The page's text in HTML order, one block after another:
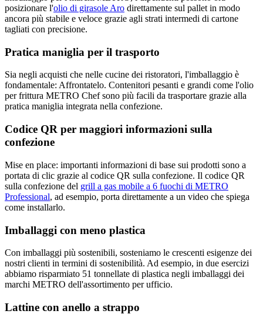
posizionare l'olio di girasole Aro direttamente sul pallet in modo
ancora più stabile e veloce grazie agli strati intermedi di cartone
tagliati con precisione.
Pratica maniglia per il trasporto
Sia negli acquisti che nelle cucine dei ristoratori, l'imballaggio è
fondamentale: Affrontatelo. Contenitori pesanti e grandi come l'olio
per frittura METRO Chef sono più facili da trasportare grazie alla
pratica maniglia integrata nella confezione.
Codice QR per maggiori informazioni sulla
confezione
Mise en place: importanti informazioni di base sui prodotti sono a
portata di clic grazie al codice QR sulla confezione. Il codice QR
sulla confezione del grill a gas mobile a 6 fuochi di METRO
Professional, ad esempio, porta direttamente a un video che spiega
come installarlo.
Imballaggi con meno plastica
Con imballaggi più sostenibili, sosteniamo le crescenti esigenze dei
nostri clienti in termini di sostenibilità. Ad esempio, in due esercizi
abbiamo risparmiato 51 tonnellate di plastica negli imballaggi dei
marchi METRO dell'assortimento per ufficio.
Lattine con anello a strappo